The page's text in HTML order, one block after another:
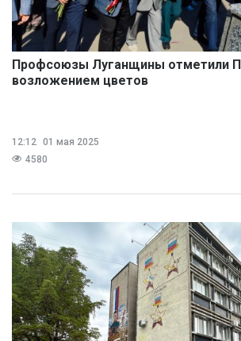
Профсоюзы Луганщины отметили
возложением цветов
12:12 01 мая 2025
4580